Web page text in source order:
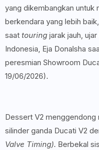
yang dikembangkan untuk
berkendara yang lebih
saat touring jarak jauh,
Indonesia, Eja Donalsha
peresmian Showroom
19/06/2026).
Dessert V2
silinder ganda Ducati V2
Valve Timing). Berbekal